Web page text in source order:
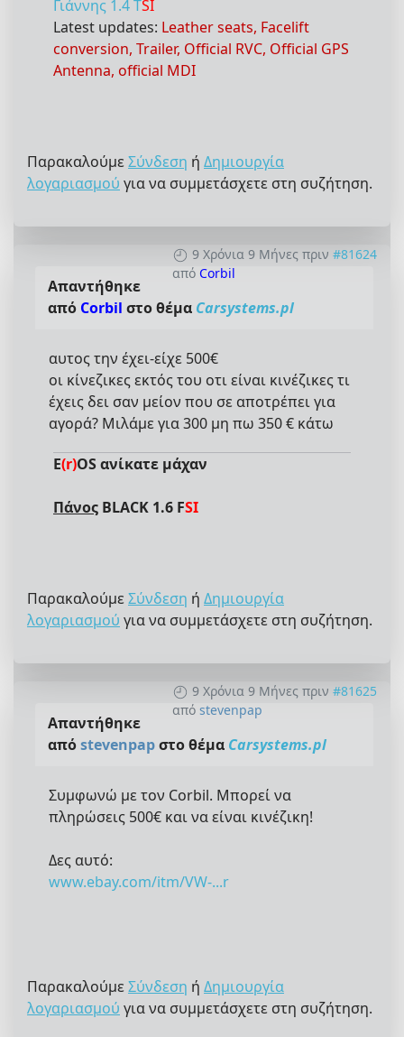
Γιάννης 1.4 TSI
Latest updates: Leather seats, Facelift
conversion, Trailer, Official RVC, Official GPS
Antenna, official MDI
Παρακαλούμε Σύνδεση ή Δημιουργία
λογαριασμού για να συμμετάσχετε στη συζήτηση.
9 Χρόνια 9 Μήνες πριν #81624
από Corbil
Απαντήθηκε
από Corbil στο θέμα Carsystems.pl
αυτος την έχει-είχε 500€
οι κίνεζικες εκτός του οτι είναι κινέζικες τι
έχεις δει σαν μείον που σε αποτρέπει για
αγορά? Μιλάμε για 300 μη πω 350 € κάτω
E(r)OS ανίκατε μάχαν
Πάνος BLACK 1.6 FSI
Παρακαλούμε Σύνδεση ή Δημιουργία
λογαριασμού για να συμμετάσχετε στη συζήτηση.
9 Χρόνια 9 Μήνες πριν #81625
από stevenpap
Απαντήθηκε
απόstevenpapστο θέμα Carsystems.pl
Συμφωνώ με τον Corbil. Μπορεί να
πληρώσεις 500€ και να είναι κινέζικη!
Δες αυτό:
www.ebay.com/itm/VW-...r
Παρακαλούμε Σύνδεση ή Δημιουργία
λογαριασμού για να συμμετάσχετε στη συζήτηση.